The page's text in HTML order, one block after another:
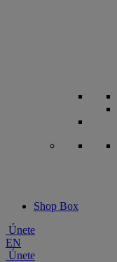
Shop Box
Únete
EN
Únete